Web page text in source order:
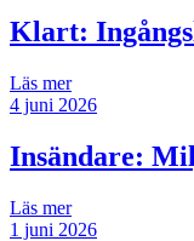
Klart:
Läs mer
4 juni 2026
Insändare:
Läs mer
1 juni 2026